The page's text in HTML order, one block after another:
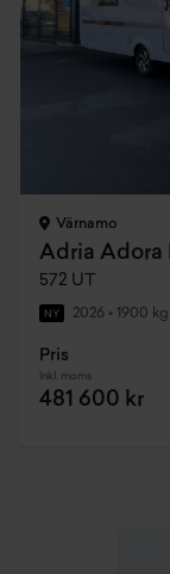
Värnamo
Adria Adora
572 UT
NY 2026 • 1900 kg
Pris
Inkl. moms
481 600 kr